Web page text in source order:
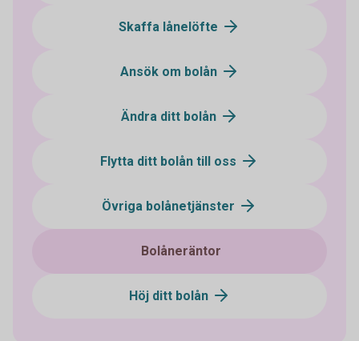
Skaffa lånelöfte
Ansök om bolån
Ändra ditt bolån
Flytta ditt bolån till oss
Övriga bolånetjänster
Bolåneräntor
Höj ditt bolån